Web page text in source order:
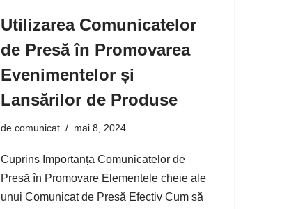
Utilizarea Comunicatelor
de Presă în Promovarea
Evenimentelor și
Lansărilor de Produse
de comunicat mai 8, 2024
Cuprins Importanța Comunicatelor de
Presă în Promovare Elementele cheie ale
unui Comunicat de Presă Efectiv Cum să